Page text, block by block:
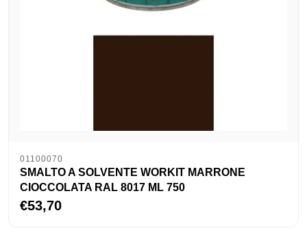
01100070
SMALTO A SOLVENTE WORKIT MARRONE
CIOCCOLATA RAL 8017 ML 750
€53,70